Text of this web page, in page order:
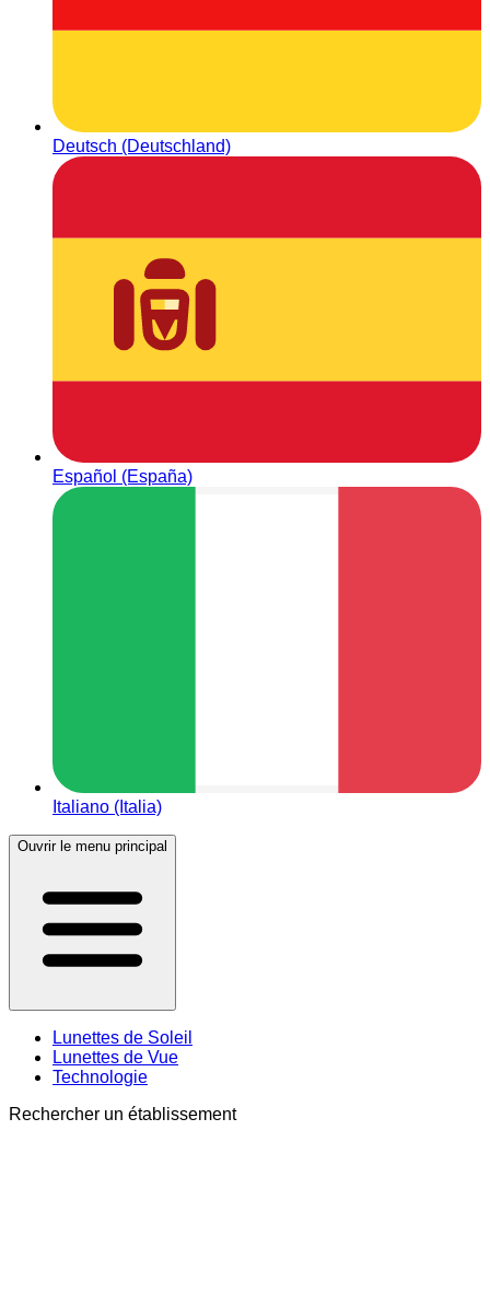
Deutsch (Deutschland)
Español (España)
Italiano (Italia)
Ouvrir le menu principal
Lunettes de Soleil
Lunettes de Vue
Technologie
Rechercher un établissement